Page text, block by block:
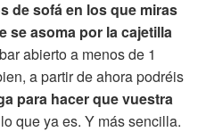
de sofá en los que miras
se asoma por la cajetilla
abierto a menos de 1
a partir de ahora podréis
para hacer que vuestra
que ya es. Y más sencilla.